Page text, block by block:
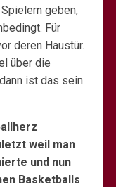
geben,
Für
deren Haustür.
über die
ist das sein
weil man
und nun
Basketballs